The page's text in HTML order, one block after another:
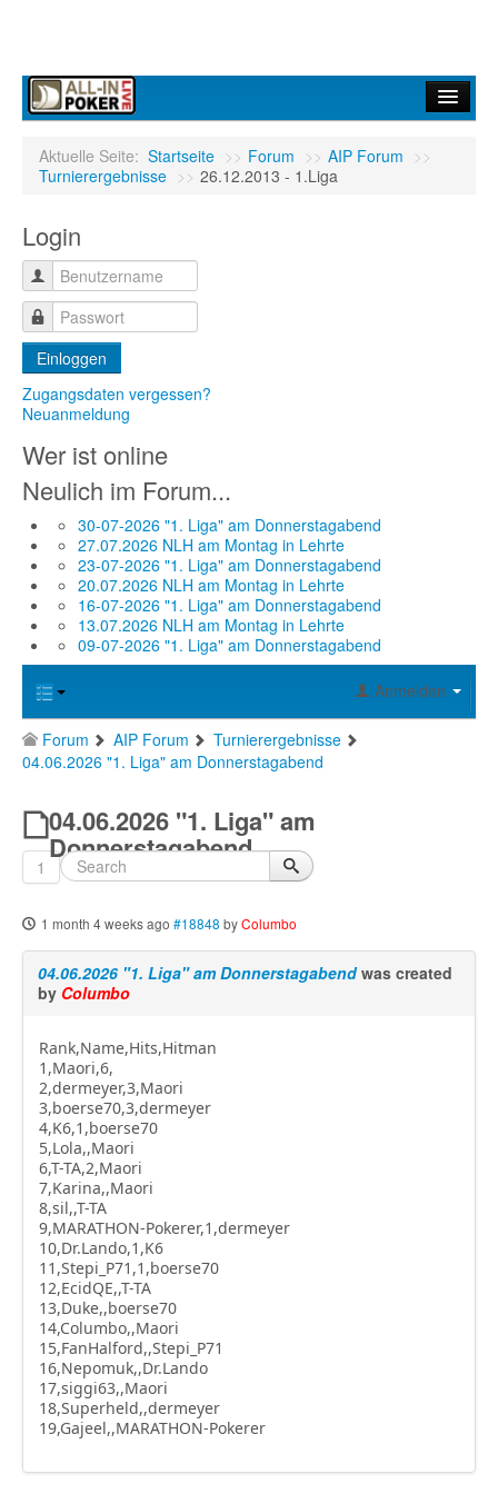
Forum
Infos
Turniere
Ergebnisdienst
Community
Aktuelle Seite: Startseite >> Forum >> AIP Forum >>
Turnierergebnisse >> 26.12.2013 - 1.Liga
Login
Einloggen
Zugangsdaten vergessen?
Neuanmeldung
Wer ist online
Neulich im Forum...
30-07-2026 "1. Liga" am Donnerstagabend
27.07.2026 NLH am Montag in Lehrte
23-07-2026 "1. Liga" am Donnerstagabend
20.07.2026 NLH am Montag in Lehrte
16-07-2026 "1. Liga" am Donnerstagabend
13.07.2026 NLH am Montag in Lehrte
09-07-2026 "1. Liga" am Donnerstagabend
Anmelden
Forum AIP Forum
Turnierergebnisse
04.06.2026 "1. Liga" am Donnerstagabend
04.06.2026 "1. Liga" am
Donnerstagabend
1
1 month 4 weeks ago #18848 byColumbo
04.06.2026 "1. Liga" am Donnerstagabendwas created
by Columbo
Rank,Name,Hits,Hitman
1,Maori,6,
2,dermeyer,3,Maori
3,boerse70,3,dermeyer
4,K6,1,boerse70
5,Lola,,Maori
6,T-TA,2,Maori
7,Karina,,Maori
8,sil,,T-TA
9,MARATHON-Pokerer,1,dermeyer
10,Dr.Lando,1,K6
11,Stepi_P71,1,boerse70
12,EcidQE,,T-TA
13,Duke,,boerse70
14,Columbo,,Maori
15,FanHalford,,Stepi_P71
16,Nepomuk,,Dr.Lando
17,siggi63,,Maori
18,Superheld,,dermeyer
19,Gajeel,,MARATHON-Pokerer